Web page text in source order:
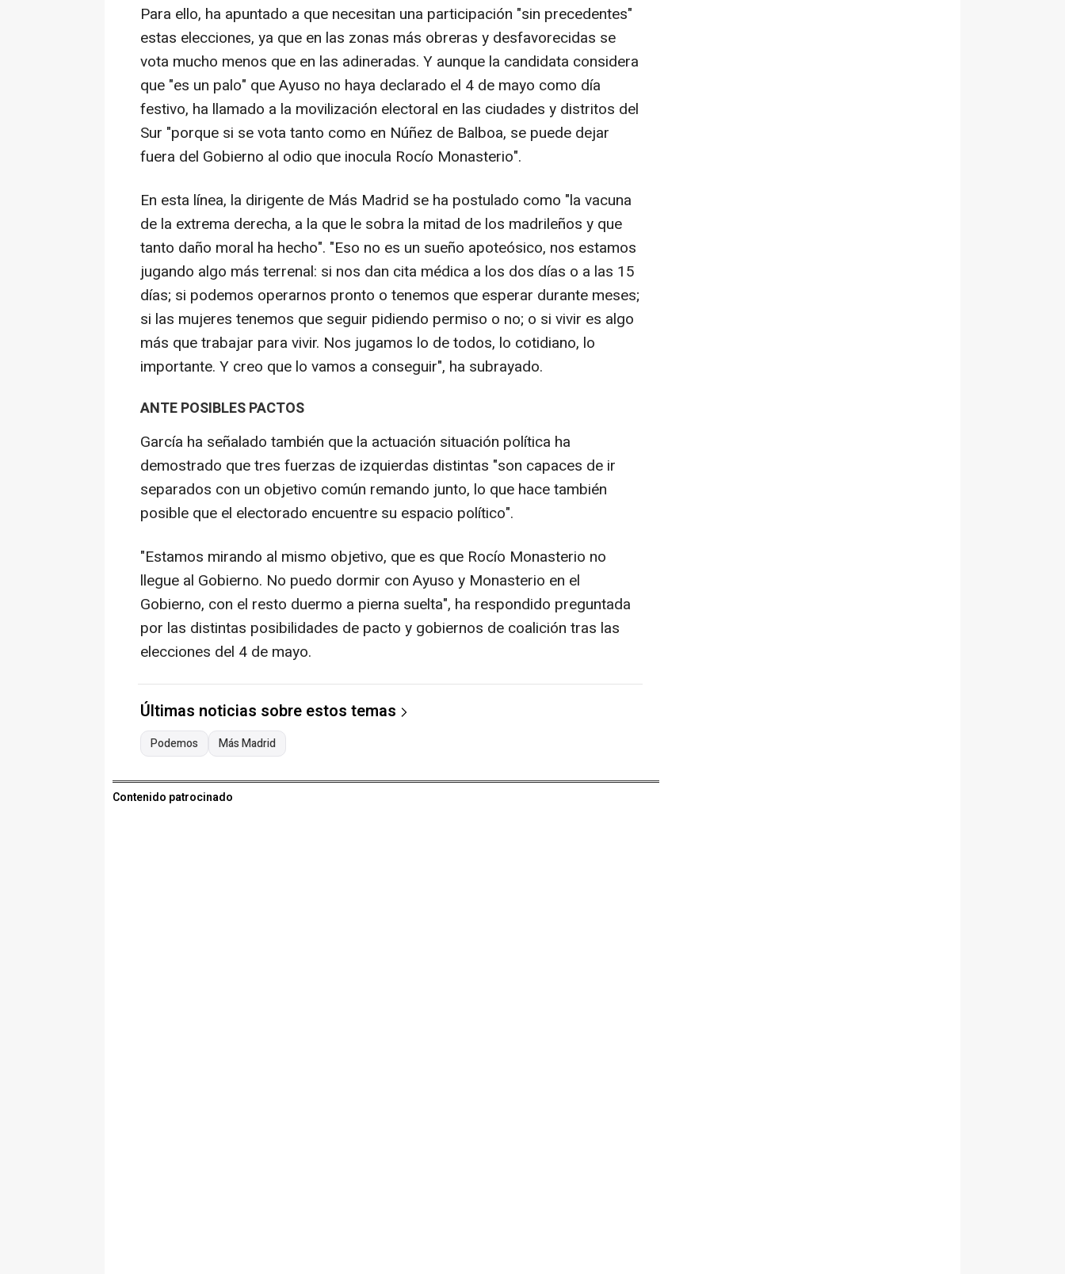
Para ello, ha apuntado a que necesitan una participación "sin precedentes"
estas elecciones, ya que en las zonas más obreras y desfavorecidas se
vota mucho menos que en las adineradas. Y aunque la candidata considera
que "es un palo" que Ayuso no haya declarado el 4 de mayo como día
festivo, ha llamado a la movilización electoral en las ciudades y distritos del
Sur "porque si se vota tanto como en Núñez de Balboa, se puede dejar
fuera del Gobierno al odio que inocula Rocío Monasterio".
En esta línea, la dirigente de Más Madrid se ha postulado como "la vacuna
de la extrema derecha, a la que le sobra la mitad de los madrileños y que
tanto daño moral ha hecho". "Eso no es un sueño apoteósico, nos estamos
jugando algo más terrenal: si nos dan cita médica a los dos días o a las 15
días; si podemos operarnos pronto o tenemos que esperar durante meses;
si las mujeres tenemos que seguir pidiendo permiso o no; o si vivir es algo
más que trabajar para vivir. Nos jugamos lo de todos, lo cotidiano, lo
importante. Y creo que lo vamos a conseguir", ha subrayado.
ANTE POSIBLES PACTOS
García ha señalado también que la actuación situación política ha
demostrado que tres fuerzas de izquierdas distintas "son capaces de ir
separados con un objetivo común remando junto, lo que hace también
posible que el electorado encuentre su espacio político".
"Estamos mirando al mismo objetivo, que es que Rocío Monasterio no
llegue al Gobierno. No puedo dormir con Ayuso y Monasterio en el
Gobierno, con el resto duermo a pierna suelta", ha respondido preguntada
por las distintas posibilidades de pacto y gobiernos de coalición tras las
elecciones del 4 de mayo.
Últimas noticias sobre estos temas
Podemos Más Madrid
Contenido patrocinado